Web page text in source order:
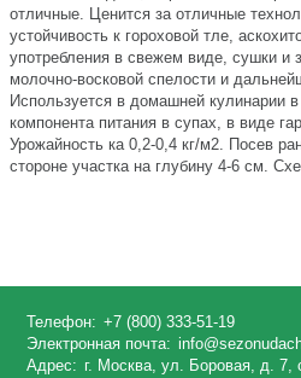
отличные. Ценится за отличные
устойчивость к гороховой тле,
употребления в свежем виде, сушки и
молочно-восковой спелости и
Используется в домашней кулинарии
компонента питания в супах, в виде
Урожайность ка 0,2-0,4 кг/м2. Посев
стороне участка на глубину 4-6 см.
Телефон: +7 (800) 333-51-19
Электронная почта:
Адрес: г. Москва, ул. Боровая, д. 7,